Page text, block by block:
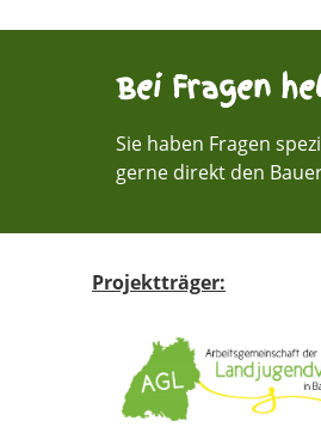
Bei Fragen
Sie haben Fragen
gerne direkt den
Projektträger: